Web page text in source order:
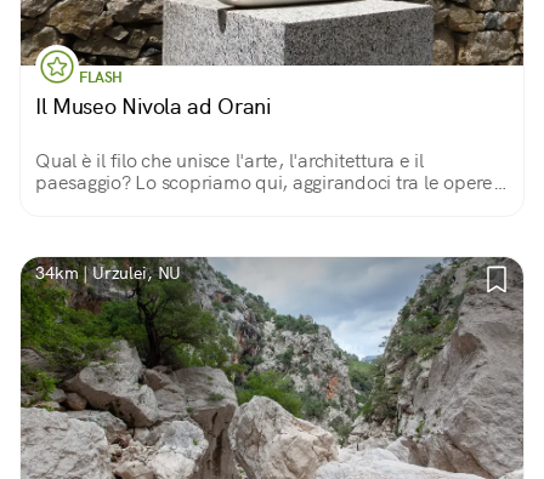
FLASH
Il Museo Nivola ad Orani
Qual è il filo che unisce l'arte, l'architettura e il
paesaggio? Lo scopriamo qui, aggirandoci tra le opere
34km | Urzulei, NU